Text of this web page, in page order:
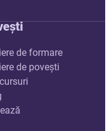
on X
me on LinkedIn
me on X
de formare
de povești